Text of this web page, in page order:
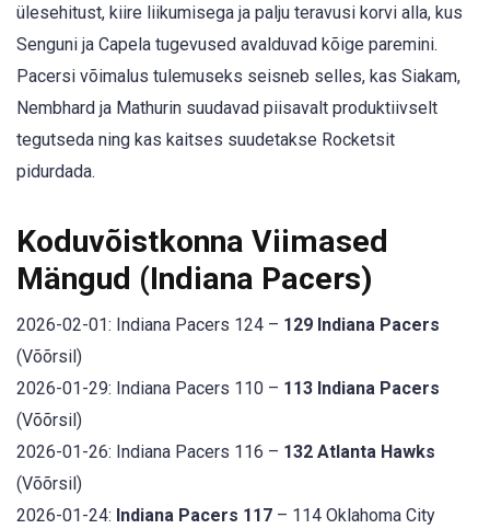
ülesehitust, kiire liikumisega ja palju teravusi korvi alla, kus
Senguni ja Capela tugevused avalduvad kõige paremini.
Pacersi võimalus tulemuseks seisneb selles, kas Siakam,
Nembhard ja Mathurin suudavad piisavalt produktiivselt
tegutseda ning kas kaitses suudetakse Rocketsit
pidurdada.
Koduvõistkonna Viimased
Mängud (Indiana Pacers)
2026-02-01: Indiana Pacers 124 – 129 Indiana Pacers
(Võõrsil)
2026-01-29: Indiana Pacers 110 – 113 Indiana Pacers
(Võõrsil)
2026-01-26: Indiana Pacers 116 – 132 Atlanta Hawks
(Võõrsil)
2026-01-24: Indiana Pacers 117 – 114 Oklahoma City